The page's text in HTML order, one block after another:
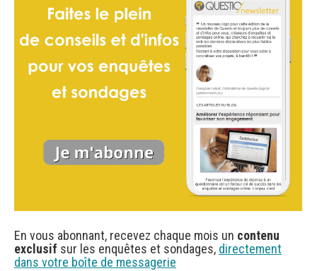
En vous abonnant, recevez chaque mois un contenu
exclusif sur les enquêtes et sondages, directement
dans votre boîte de messagerie